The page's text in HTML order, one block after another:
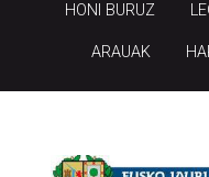
HONI BURUZ
ARAUAK